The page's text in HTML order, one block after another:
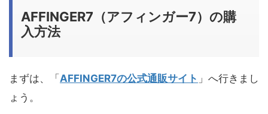
AFFINGER7（アフィンガー7）の購
入方法
まずは、「 AFFINGER7の公式通販サイト 」へ行きまし
ょう。